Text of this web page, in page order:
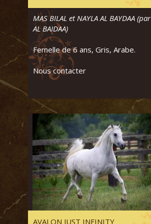
MAS BILAL et NAYLA AL BAYDAA
AL BAIDAA)
Femelle de 6 ans, Gris, Arabe.
Nous contacter
AVALON JUST INFINITY